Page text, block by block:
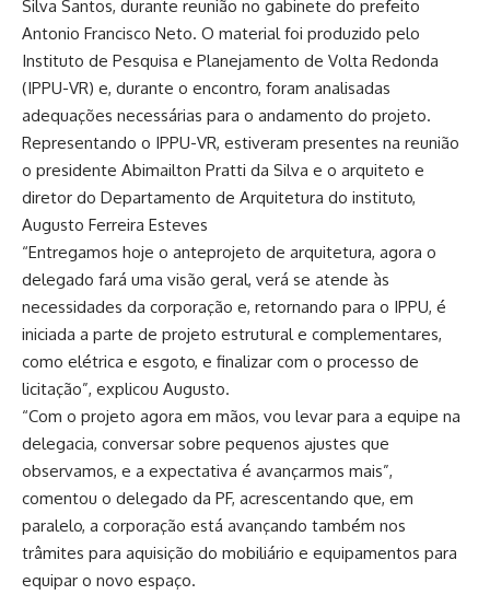
Silva Santos, durante reunião no gabinete do prefeito
Antonio Francisco Neto. O material foi produzido pelo
Instituto de Pesquisa e Planejamento de Volta Redonda
(IPPU-VR) e, durante o encontro, foram analisadas
adequações necessárias para o andamento do projeto.
Representando o IPPU-VR, estiveram presentes na reunião
o presidente Abimailton Pratti da Silva e o arquiteto e
diretor do Departamento de Arquitetura do instituto,
Augusto Ferreira Esteves
“Entregamos hoje o anteprojeto de arquitetura, agora o
delegado fará uma visão geral, verá se atende às
necessidades da corporação e, retornando para o IPPU, é
iniciada a parte de projeto estrutural e complementares,
como elétrica e esgoto, e finalizar com o processo de
licitação”, explicou Augusto.
“Com o projeto agora em mãos, vou levar para a equipe na
delegacia, conversar sobre pequenos ajustes que
observamos, e a expectativa é avançarmos mais”,
comentou o delegado da PF, acrescentando que, em
paralelo, a corporação está avançando também nos
trâmites para aquisição do mobiliário e equipamentos para
equipar o novo espaço.